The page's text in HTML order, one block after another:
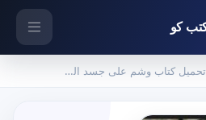
تحميل كتاب وشم على جسد الحبيبة PDF تأليف شعيب العرجوني مجانا [كامل]